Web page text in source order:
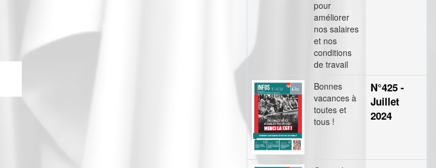
pour
améliorer
nos salaires
et nos
conditions
de travail
Bonnes
vacances à
toutes et
tous !
N°425 -
Juillet
2024